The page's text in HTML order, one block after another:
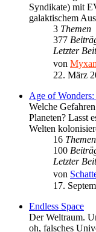
Syndikate) mit
galaktischem
3 Themen
377
Letzter
von Myxan
22. März
Age of
Welche
Planeten? Lasst
Welten
16 Themen
100
Letzter
von
17.
Endless Space
Der Weltraum.
oh, falsches